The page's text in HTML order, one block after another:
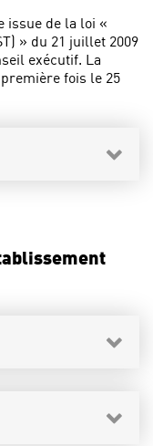
issue de la loi «
» du 21 juillet 2009
exécutif. La
fois le 25